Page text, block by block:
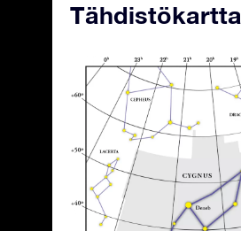
Tähdistökartta